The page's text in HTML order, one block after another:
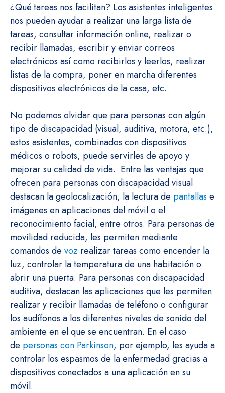
¿Qué tareas nos facilitan? Los asistentes inteligentes
nos pueden ayudar a realizar una larga lista de
tareas, consultar información online, realizar o
recibir llamadas, escribir y enviar correos
electrónicos así como recibirlos y leerlos, realizar
listas de la compra, poner en marcha diferentes
dispositivos electrónicos de la casa, etc.
No podemos olvidar que para personas con algún
tipo de discapacidad (visual, auditiva, motora, etc.),
estos asistentes, combinados con dispositivos
médicos o robots, puede servirles de apoyo y
mejorar su calidad de vida. Entre las ventajas que
ofrecen para personas con discapacidad visual
destacan la geolocalización, la lectura de pantallas e
imágenes en aplicaciones del móvil o el
reconocimiento facial, entre otros. Para personas de
movilidad reducida, les permiten mediante
comandos de voz realizar tareas como encender la
luz, controlar la temperatura de una habitación o
abrir una puerta. Para personas con discapacidad
auditiva, destacan las aplicaciones que les permiten
realizar y recibir llamadas de teléfono o configurar
los audífonos a los diferentes niveles de sonido del
ambiente en el que se encuentran. En el caso
de personas con Parkinson, por ejemplo, les ayuda a
controlar los espasmos de la enfermedad gracias a
dispositivos conectados a una aplicación en su
móvil.